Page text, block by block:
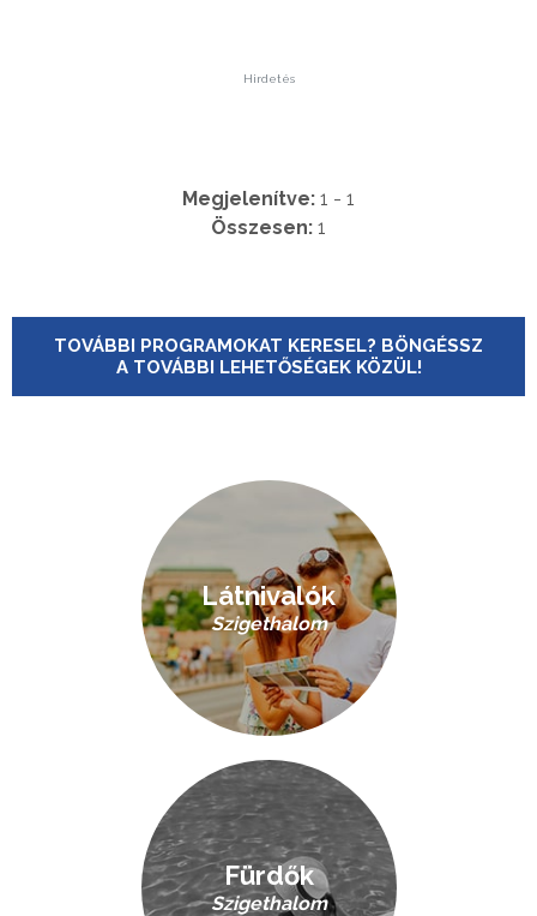
Hirdetés
Megjelenítve: 1 - 1
Összesen: 1
TOVÁBBI PROGRAMOKAT KERESEL? BÖNGÉSSZ
A TOVÁBBI LEHETŐSÉGEK KÖZÜL!
Látnivalók
Szigethalom
Fürdők
Szigethalom